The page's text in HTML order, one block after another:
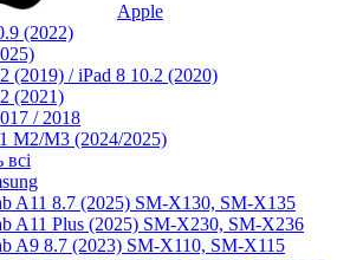
Apple
(2022)
(2019) / iPad 8 10.2 (2020)
(2021)
/ 2018
M2/M3 (2024/2025)
A11 8.7 (2025) SM-X130, SM-X135
A11 Plus (2025) SM-X230, SM-X236
A9 8.7 (2023) SM-X110, SM-X115